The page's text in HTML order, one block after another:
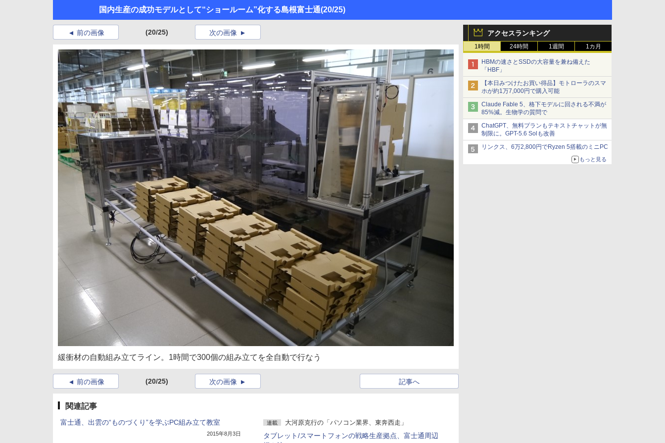
国内生産の成功モデルとして“ショールーム”化する島根富士通(20/25)
アクセスランキング
1時間 24時間 1週間 1カ月
HBMの速さとSSDの大容量を兼ね備えた
「HBF」
【本日みつけたお買い得品】モトローラのスマ
ホが約1万7,000円で購入可能
Claude Fable 5、格下モデルに回される不満が
85%減。生物学の質問で
ChatGPT、無料プランもテキストチャットが無
制限に。GPT-5.6 Solも改善
リンクス、6万2,800円でRyzen 5搭載のミニPC
もっと見る
前の画像 (20/25) 次の画像
緩衝材の自動組み立てライン。1時間で300個の組み立てを全自動で行なう
前の画像 (20/25) 記事へ
次の画像
関連記事
富士通、出雲の“ものづくり”を学ぶPC組み立て教室
2015年8月3日
連載 大河原克行の「パソコン業界、東奔西走」
タブレット/スマートフォンの戦略生産拠点、富士通周辺